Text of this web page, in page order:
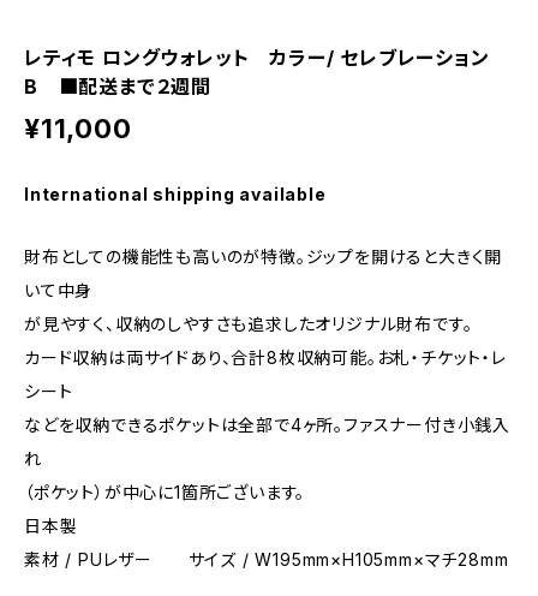
レティモ ロングウォレット カラー/ セレブレーション
B ■配送まで２週間
¥11,000
International shipping available
財布としての機能性も高いのが特徴。ジップを開けると大きく開
いて中身
が見やすく、収納のしやすさも追求したオリジナル財布です。
カード収納は両サイドあり、合計8枚収納可能。お札・チケット・レ
シート
などを収納できるポケットは全部で4ヶ所。ファスナー付き小銭入
れ
（ポケット）が中心に1箇所ございます。
日本製
素材 / PUレザー サイズ / W195mm×H105mm×マチ28mm